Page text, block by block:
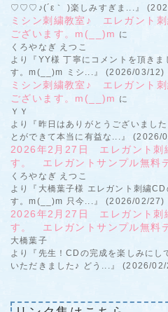
♡♡♡♪(´ε｀ )楽しみすぎま...』
ミシン刺繍教室♪ エレガント刺
ございます。m(__)m に
くろやなぎ えつこ
より『YY様 丁寧にコメントを頂きま
す。m(__)m ミシ...』 (2026/03/12)
ミシン刺繍教室♪ エレガント刺
ございます。m(__)m に
ＹＹ
より『昨日はありがとうございまし
とができて本当に有益な...』 (2026/
2026年2月27日 エレガント刺
す。 エレガントサンプル無料
くろやなぎ えつこ
より『大橋葉子様 エレガント刺繍
す。m(__)m 只今...』 (2026/02/27)
2026年2月27日 エレガント刺
す。 エレガントサンプル無料
大橋葉子
より『先生！CDの完成を楽しみにし
いただきました♪ どう...』 (2026/